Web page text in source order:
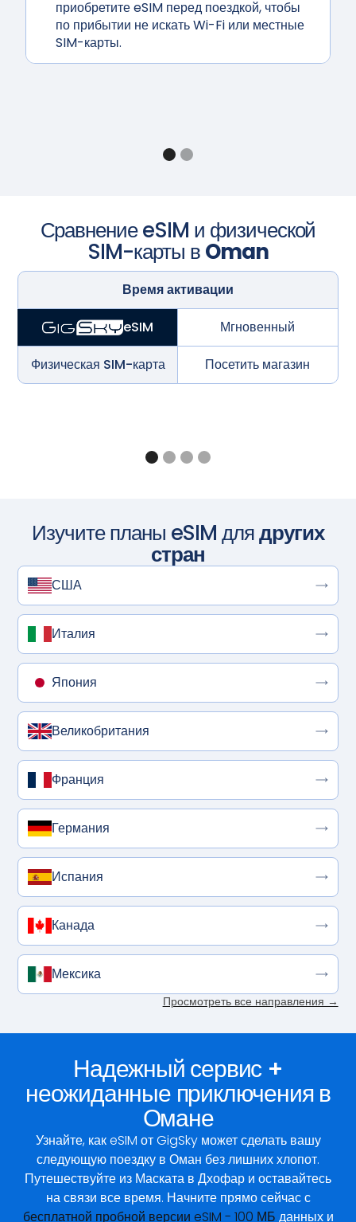
приобретите eSIM перед поездкой, чтобы
по прибытии не искать Wi-Fi или местные
SIM-карты.
Сравнение eSIM и физической
SIM-карты вOman
Время активации
eSIM Мгновенный
Физическая SIM-карта Посетить магазин
Изучите планы eSIM длядругих
стран
США
Италия
Япония
Великобритания
Франция
Германия
Испания
Канада
Мексика
Просмотреть все направления →
Надежный сервис +
неожиданные приключения в
Омане
Узнайте, как eSIM от GigSky может сделать вашу
следующую поездку в Оман без лишних хлопот.
Путешествуйте из Маската в Дхофар и оставайтесь
на связи все время. Начните прямо сейчас с
бесплатной пробной версии eSIM - 100 МБ данных и